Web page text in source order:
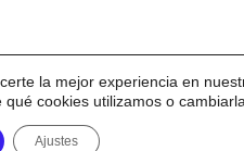
la mejor experiencia en
qué cookies utilizamos o
Ajustes